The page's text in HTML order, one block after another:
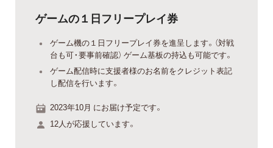
ゲームの１日フリープレイ券
ゲーム機の１日フリープレイ券を進呈します。（対戦
台も可・要事前確認） ゲーム基板の持込も可能です。
ゲーム配信時に支援者様のお名前をクレジット表記
し配信を行います。
2023年10月 にお届け予定です。
12人が応援しています。